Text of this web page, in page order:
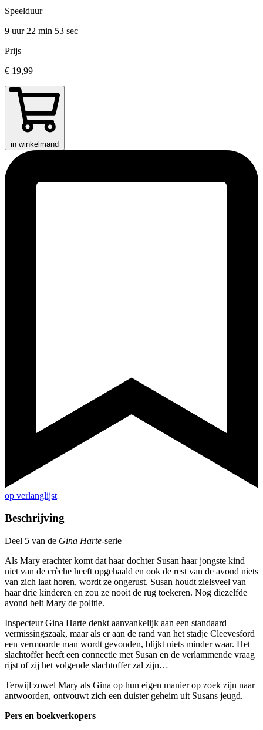
Speelduur
9 uur 22 min 53 sec
Prijs
€ 19,99
in winkelmand
op verlanglijst
Beschrijving
Deel 5 van de Gina Harte-serie
Als Mary erachter komt dat haar dochter Susan haar jongste kind
niet van de crèche heeft opgehaald en ook de rest van de avond niets
van zich laat horen, wordt ze ongerust. Susan houdt zielsveel van
haar drie kinderen en zou ze nooit de rug toekeren. Nog diezelfde
avond belt Mary de politie.
Inspecteur Gina Harte denkt aanvankelijk aan een standaard
vermissingszaak, maar als er aan de rand van het stadje Cleevesford
een vermoorde man wordt gevonden, blijkt niets minder waar. Het
slachtoffer heeft een connectie met Susan en de verlammende vraag
rijst of zij het volgende slachtoffer zal zijn…
Terwijl zowel Mary als Gina op hun eigen manier op zoek zijn naar
antwoorden, ontvouwt zich een duister geheim uit Susans jeugd.
Pers en boekverkopers